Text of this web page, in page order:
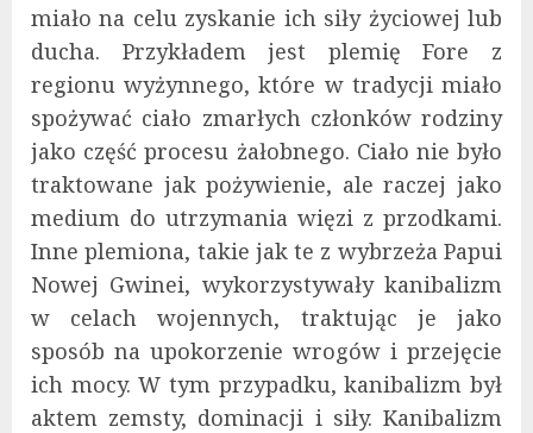
miało na celu zyskanie ich siły życiowej lub
ducha. Przykładem jest plemię Fore z
regionu wyżynnego, które w tradycji miało
spożywać ciało zmarłych członków rodziny
jako część procesu żałobnego. Ciało nie było
traktowane jak pożywienie, ale raczej jako
medium do utrzymania więzi z przodkami.
Inne plemiona, takie jak te z wybrzeża Papui
Nowej Gwinei, wykorzystywały kanibalizm
w celach wojennych, traktując je jako
sposób na upokorzenie wrogów i przejęcie
ich mocy. W tym przypadku, kanibalizm był
aktem zemsty, dominacji i siły. Kanibalizm